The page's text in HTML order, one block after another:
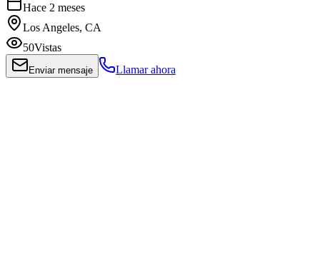
Hace 2 meses
Los Angeles, CA
50Vistas
Enviar mensaje Llamar ahora